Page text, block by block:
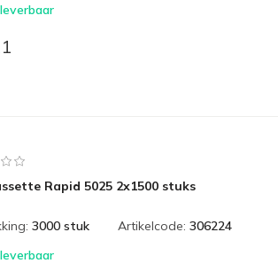
Rapid 5025 2x1500 stuks
3000 stuk Artikelcode: 306224